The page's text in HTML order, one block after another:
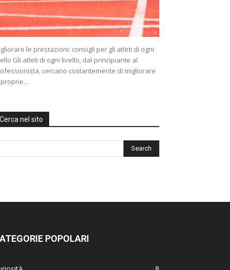
le prestazioni: consigli per gli atleti di ogni
Gli atleti di ogni livello, dal principiante al
cercano costantemente di migliorare
Cerca nel sito
POPOLARI